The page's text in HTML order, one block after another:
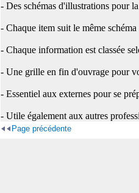
- Des schémas d'illustrations pour
- Chaque item suit le même
- Chaque information est classée
- Une grille en fin d'ouvrage pour
- Essentiel aux externes pour se
- Utile également aux autres
Page précédente